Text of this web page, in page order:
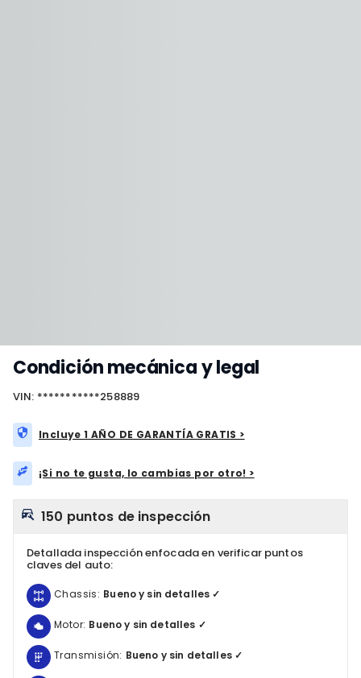
Condición mecánica y legal
VIN: ***********258889
Incluye 1 AÑO DE GARANTÍA GRATIS >
¡Si no te gusta, lo cambias por otro! >
150 puntos de inspección
Detallada inspección enfocada en verificar puntos
claves del auto:
Chassis: Bueno y sin detalles ✓
Motor: Bueno y sin detalles ✓
Transmisión: Bueno y sin detalles ✓